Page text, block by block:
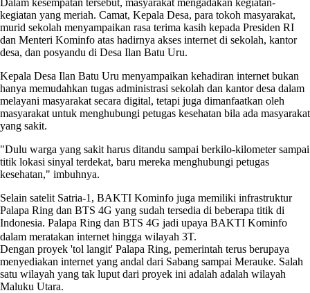
Dalam kesempatan tersebut, masyarakat mengadakan kegiatan-
kegiatan yang meriah. Camat, Kepala Desa, para tokoh masyarakat,
murid sekolah menyampaikan rasa terima kasih kepada Presiden RI
dan Menteri Kominfo atas hadirnya akses internet di sekolah, kantor
desa, dan posyandu di Desa Ilan Batu Uru.
Kepala Desa Ilan Batu Uru menyampaikan kehadiran internet bukan
hanya memudahkan tugas administrasi sekolah dan kantor desa dalam
melayani masyarakat secara digital, tetapi juga dimanfaatkan oleh
masyarakat untuk menghubungi petugas kesehatan bila ada masyarakat
yang sakit.
"Dulu warga yang sakit harus ditandu sampai berkilo-kilometer sampai
titik lokasi sinyal terdekat, baru mereka menghubungi petugas
kesehatan," imbuhnya.
Selain satelit Satria-1, BAKTI Kominfo juga memiliki infrastruktur
Palapa Ring dan BTS 4G yang sudah tersedia di beberapa titik di
Indonesia. Palapa Ring dan BTS 4G jadi upaya BAKTI Kominfo
dalam meratakan internet hingga wilayah 3T.
Dengan proyek 'tol langit' Palapa Ring, pemerintah terus berupaya
menyediakan internet yang andal dari Sabang sampai Merauke. Salah
satu wilayah yang tak luput dari proyek ini adalah adalah wilayah
Maluku Utara.